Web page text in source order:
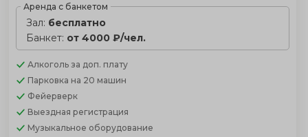
Аренда с банкетом
Зал: бесплатно
Банкет: от 4000 ₽/чел.
Алкоголь за доп. плату
Парковка на 20 машин
Фейерверк
Выездная регистрация
Музыкальное оборудование